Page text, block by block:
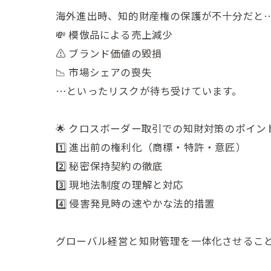
海外進出時、知的財産権の保護が不十分だと
💸 模倣品による売上減少
⚠️ ブランド価値の毀損
📉 市場シェアの喪失
…といったリスクが待ち受けています。
🌟 クロスボーダー取引での知財対策のポイン
1️⃣ 進出前の権利化（商標・特許・意匠）
2️⃣ 秘密保持契約の徹底
3️⃣ 現地法制度の理解と対応
4️⃣ 侵害発見時の速やかな法的措置
グローバル経営と知財管理を一体化させるこ